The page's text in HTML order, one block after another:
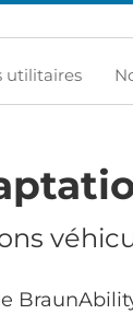
utilitaires